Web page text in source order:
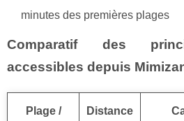
minutes des premières plages
Comparatif des
accessibles depuis
Plage /
Distance